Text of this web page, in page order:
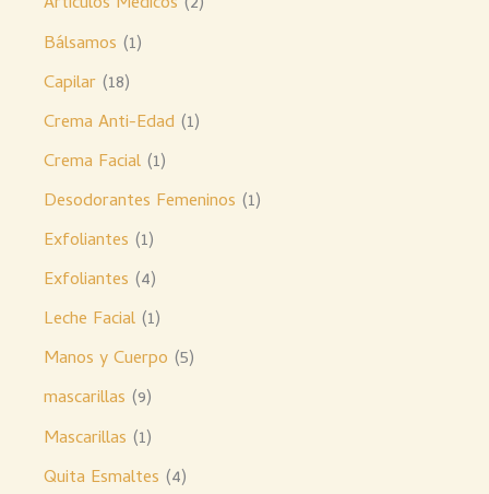
Bálsamos 1
Capilar 18
Crema Anti-Edad 1
Crema Facial 1
Desodorantes Femeninos 1
Exfoliantes 1
Exfoliantes 4
Leche Facial 1
Manos y Cuerpo 5
mascarillas 9
Mascarillas 1
Quita Esmaltes 4